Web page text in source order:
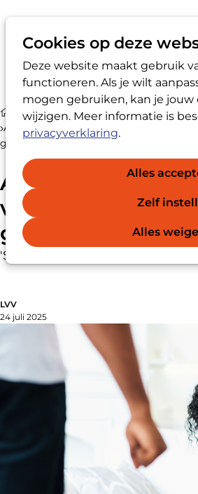
Cookies op deze
Deze website maakt gebruik
functioneren. Als je wilt
mogen gebruiken, kan je
wijzigen. Meer informatie is
privacyverklaring.
Alles
Zelf
Alles
Nieuws
Aanpak huiselijk geweld: van
gendersensitief
Aanpak huiselijk
van
gendersensitief
'Spreek mannen aan op hun
LVV
24 juli 2025